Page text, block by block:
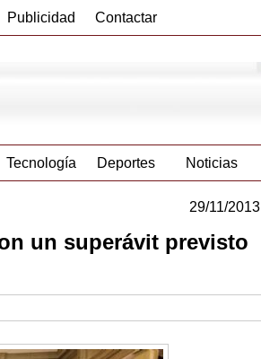
Publicidad Contactar
Tecnología Deportes Noticias
29/11/2013
un superávit previsto